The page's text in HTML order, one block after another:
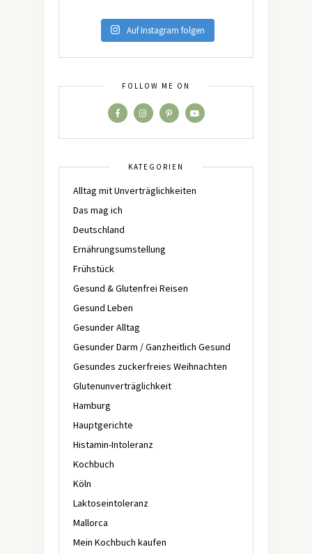
Auf Instagram folgen
FOLLOW ME ON
KATEGORIEN
Alltag mit Unverträglichkeiten
Das mag ich
Deutschland
Ernährungsumstellung
Frühstück
Gesund & Glutenfrei Reisen
Gesund Leben
Gesunder Alltag
Gesunder Darm / Ganzheitlich Gesund
Gesundes zuckerfreies Weihnachten
Glutenunverträglichkeit
Hamburg
Hauptgerichte
Histamin-Intoleranz
Kochbuch
Köln
Laktoseintoleranz
Mallorca
Mein Kochbuch kaufen